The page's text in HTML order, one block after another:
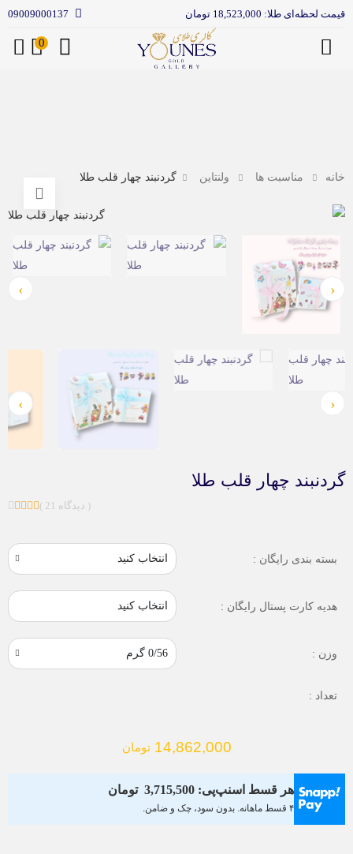
قیمت لحظه‌ای طلا: 18,523,000 تومان 09009000137
0
خانه مناسبت ها ولنتاین گردنبند چهار قلب طلا
‹
›
‹
›
گردنبند چهار قلب طلا
( 21 دیدگاه )
بسته بندی رایگان :
هدیه کارت پستال رایگان : انتخاب کنید
وزن :
تعداد :
14,862,000 تومان
هر قسط اسنپ‌پی: 3,715,500 تومان
۴ قسط ماهانه. بدون سود، چک و ضامن.